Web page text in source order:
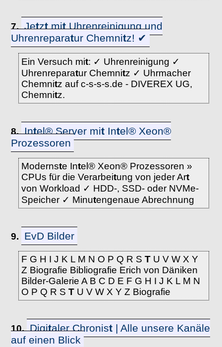
7. JetztmitUhrenreinigung und
Uhrenreparatur Chemnitz! ✔
Ein Versuch mit: ✓ Uhrenreinigung ✓
Uhrenreparatur Chemnitz ✓ Uhrmacher
Chemnitz auf c-s-s-s.de - DIVEREX UG,
Chemnitz.
8. Intel® Server mit Intel® Xeon®
Prozessoren
Modernste Intel® Xeon® Prozessoren »
CPUs für die Verarbeitung von jeder Art
von Workload ✓ HDD-, SSD- oder NVMe-
Speicher ✓ Minutengenaue Abrechnung
9. EvD Bilder
F G H I J K L M N O P Q R S TU V W X Y
Z Biografie Bibliografie Erich von Däniken
Bilder-Galerie A B C D E F G H I J K L M N
O P Q R S TU V W X Y Z Biografie
10. Digitaler Chronist | Alle unsere Kanäle
auf einen Blick